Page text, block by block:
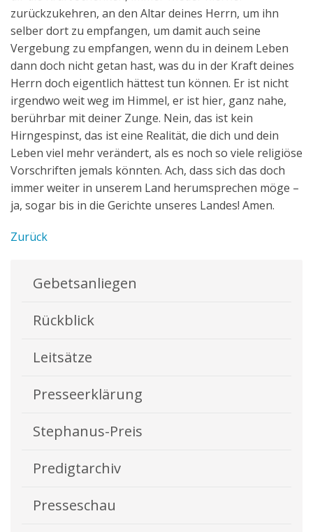
zurückzukehren, an den Altar deines Herrn, um ihn
selber dort zu empfangen, um damit auch seine
Vergebung zu empfangen, wenn du in deinem Leben
dann doch nicht getan hast, was du in der Kraft deines
Herrn doch eigentlich hättest tun können. Er ist nicht
irgendwo weit weg im Himmel, er ist hier, ganz nahe,
berührbar mit deiner Zunge. Nein, das ist kein
Hirngespinst, das ist eine Realität, die dich und dein
Leben viel mehr verändert, als es noch so viele religiöse
Vorschriften jemals könnten. Ach, dass sich das doch
immer weiter in unserem Land herumsprechen möge –
ja, sogar bis in die Gerichte unseres Landes! Amen.
Zurück
Gebetsanliegen
Rückblick
Leitsätze
Presseerklärung
Stephanus-Preis
Predigtarchiv
Presseschau